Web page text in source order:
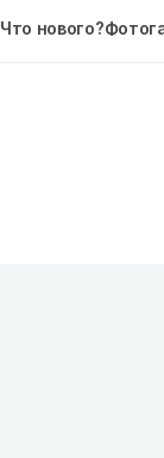
Что нового?